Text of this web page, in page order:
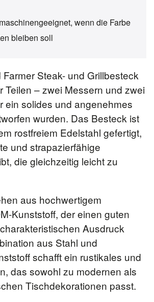
Steak- und Grillbesteck
Teilen – zwei Messern und zwei
ein solides und angenehmes
wurden. Das Besteck ist
rostfreiem Edelstahl gefertigt,
und strapazierfähige
die gleichzeitig leicht zu
aus hochwertigem
Kunststoff, der einen guten
Ausdruck
aus Stahl und
schafft ein rustikales und
das sowohl zu modernen als
Tischdekorationen passt.
wenn die Farbe
bleiben soll